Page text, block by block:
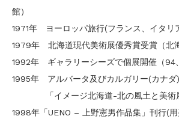
館）
1971年 ヨーロッパ旅行(フランス、イタリ
1979年 北海道現代美術展優秀賞受賞（北
1992年 ギャラリーシーズで個展開催（94
1995年 アルバータ及びカルガリー(カナダ
「イメージ北海道-北の風土と美術展
1998年「UENO – 上野憲男作品集」刊行(用